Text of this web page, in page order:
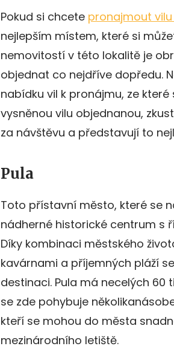
Pokud si chcete pronajmout
nejlepším místem, které si
nemovitostí v této lokalitě je
objednat co nejdříve dopředu.
nabídku vil k pronájmu, ze které
vysněnou vilu objednanou,
za návštěvu a představují to
Pula
Toto přístavní město, které se
nádherné historické centrum s
Díky kombinaci městského
kavárnami a příjemných pláží
destinaci. Pula má necelých
se zde pohybuje
kteří se mohou do města
mezinárodního letiště.